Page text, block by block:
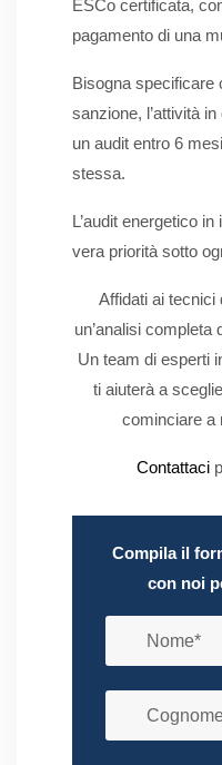
ESCo certificata,
pagamento di una
Bisogna specificare
sanzione, l’attività
un audit entro 6
stessa.
L’audit energetico
vera priorità sotto
Affidati ai tecnici
un’analisi completa
Un team di esperti
ti aiuterà a
cominciare a
Contattaci
Compila il
con noi